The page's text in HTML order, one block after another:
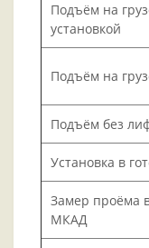
Подъём на
установкой
Подъём на
Подъём без
Установка в
Замер проёма
МКАД